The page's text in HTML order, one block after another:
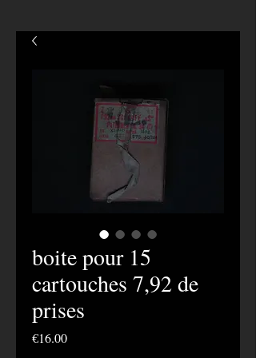
boite pour 15
cartouches 7,92 de
prises
€16.00Price